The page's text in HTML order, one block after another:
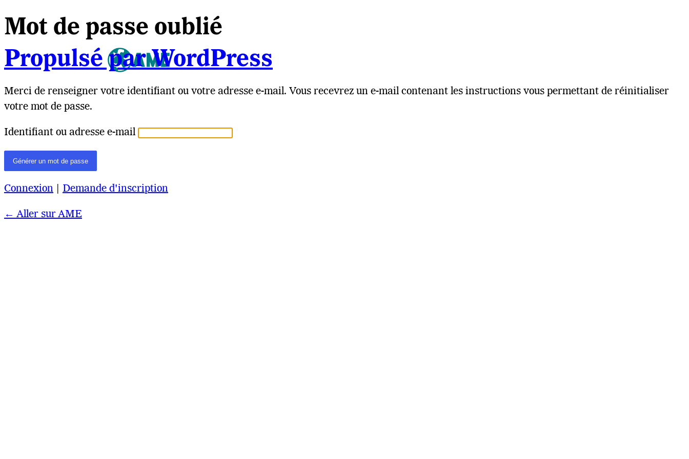
Mot de passe oublié
Propulsé par WordPress
Merci de renseigner votre identifiant ou votre adresse e-mail. Vous recevrez un e-mail contenant les instructions vous permettant de réinitialiser
votre mot de passe.
Identifiant ou adresse e-mail
Connexion Demande d'inscription
← Aller sur AME